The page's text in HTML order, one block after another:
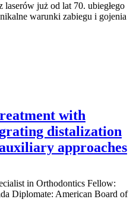
już od lat 70. ubiegłego
warunki zabiegu i gojenia
with
distalization
approaches
in Orthodontics Fellow:
Diplomate: American Board of